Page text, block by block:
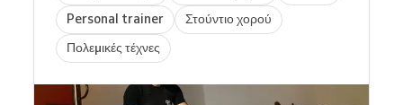
Personal trainer
Στούντιο χορού
Πολεμικές τέχνες